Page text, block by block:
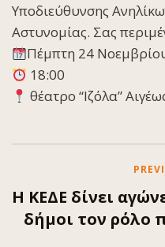
Υποδιεύθυνσης
Αστυνομίας. Σας
Πέμπτη 24
18:00
θέατρο “Ιζόλα”
Η ΚΕΔΕ δίνει
δήμοι τον ρόλο